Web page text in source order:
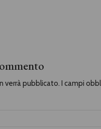
verrà pubblicato. I campi